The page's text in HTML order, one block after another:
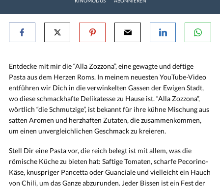
Entdecke mit mir die “Alla Zozzona”, eine gewagte und deftige
Pasta aus dem Herzen Roms. In meinem neuesten YouTube-Video
entführen wir Dich in die verwinkelten Gassen der Ewigen Stadt,
wo diese schmackhafte Delikatesse zu Hause ist. “Alla Zozzona”,
wörtlich “die Schmutzige”, ist bekannt für ihre kühne Mischung aus
satten Aromen und herzhaften Zutaten, die zusammenkommen,
um einen unvergleichlichen Geschmack zu kreieren.
Stell Dir eine Pasta vor, die reich belegt ist mit allem, was die
römische Küche zu bieten hat: Saftige Tomaten, scharfe Pecorino-
Käse, knuspriger Pancetta oder Guanciale und vielleicht ein Hauch
von Chili, um das Ganze abzurunden. Jeder Bissen ist ein Fest der